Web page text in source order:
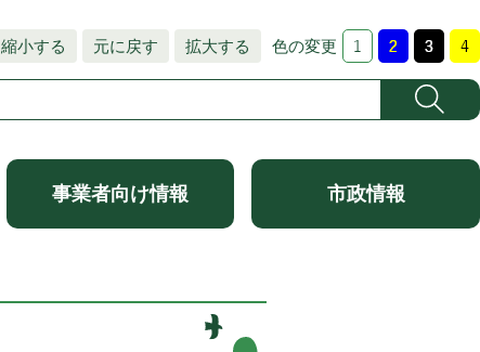
縮小する 元に戻す 拡大する 色の変更
事業者向け情報 市政情報